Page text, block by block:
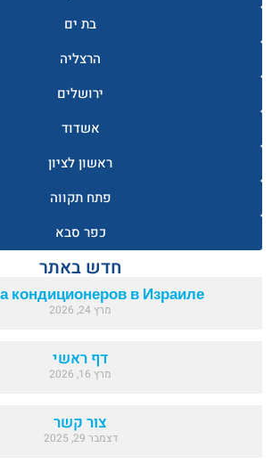
בת ים
הרצליה
ירושלים
אשדוד
ראשון לציון
פתח תקווה
כפר סבא
חדש באתר
кондиционеров в Израиле
מרץ 24, 2026
דף ראשי
מרץ 16, 2026
צור קשר
דצמבר 29, 2025